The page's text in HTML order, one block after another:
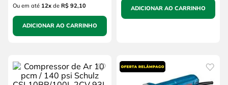
Ou em até 12xde R$ 92,10
ADICIONAR AO CARRINHO
ADICIONAR AO CARRINHO